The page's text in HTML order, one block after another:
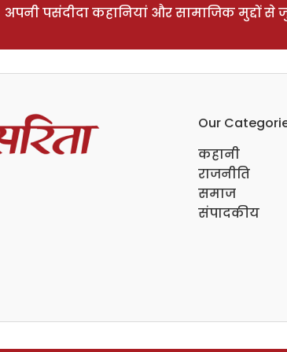
अपनी पसंदीदा कहानियां और सामाजिक मुद्दों से
Our
कहानी
राजनीति
समाज
संपादकीय